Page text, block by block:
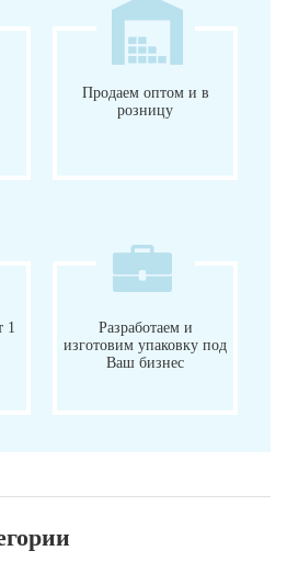
Продаем оптом и в
розницу
1
Разработаем и
изготовим упаковку под
Ваш бизнес